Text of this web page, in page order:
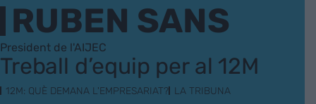
RUBEN SANS
President de l'AIJEC
Treball d’equip per al 12M
12M: QUÈ DEMANA L'EMPRESARIAT? LA TRIBUNA